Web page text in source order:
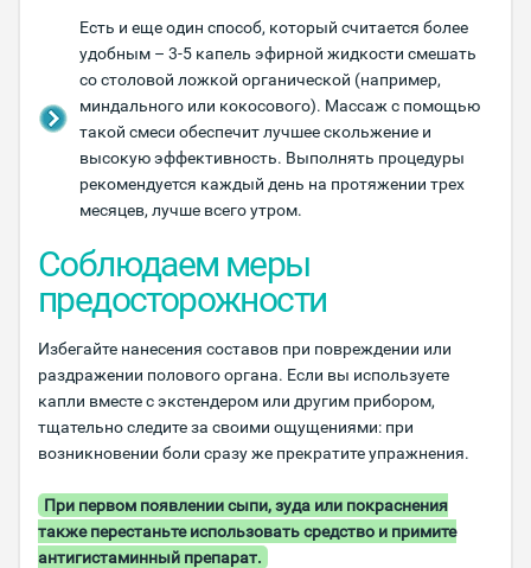
Есть и еще один способ, который считается более
удобным – 3-5 капель эфирной жидкости смешать
со столовой ложкой органической (например,
миндального или кокосового). Массаж с помощью
такой смеси обеспечит лучшее скольжение и
высокую эффективность. Выполнять процедуры
рекомендуется каждый день на протяжении трех
месяцев, лучше всего утром.
Соблюдаем меры
предосторожности
Избегайте нанесения составов при повреждении или
раздражении полового органа. Если вы используете
капли вместе с экстендером или другим прибором,
тщательно следите за своими ощущениями: при
возникновении боли сразу же прекратите упражнения.
При первом появлении сыпи, зуда или покраснения
также перестаньте использовать средство и примите
антигистаминный препарат.